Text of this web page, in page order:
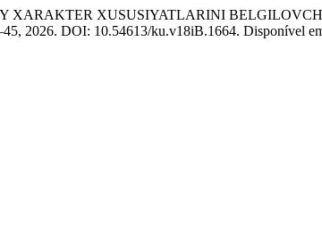
XARAKTER XUSUSIYATLARINI
2026. DOI: 10.54613/ku.v18iB.1664. Disponível